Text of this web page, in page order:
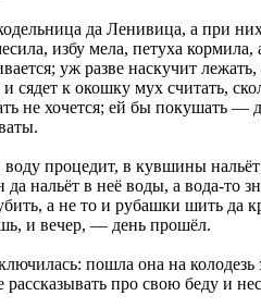
да Ленивица, а при
избу мела, петуха
уж разве наскучит
сядет к окошку мух считать,
не хочется; ей бы покушать —
процедит, в кувшины
нальёт в неё воды, а вода-то
а не то и рубашки шить да
и вечер, — день прошёл.
пошла она на колодезь
про свою беду и